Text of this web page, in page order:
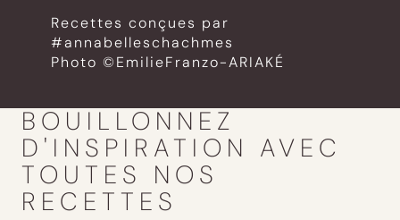
Recettes conçues par
#annabelleschachmes
Photo ©EmilieFranzo-ARIAKÉ
BOUILLONNEZ
D'INSPIRATION AVEC
TOUTES NOS
RECETTES